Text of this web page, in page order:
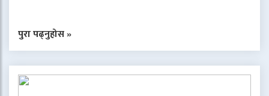
पुरा पढ्नुहोस »